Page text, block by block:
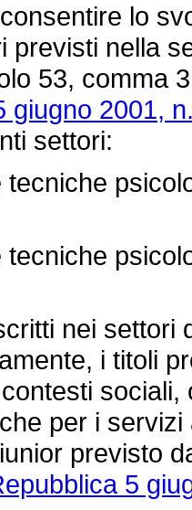
lo
previsti nella
53, comma
giugno 2001,
settori:
nei settori
i titoli
per i
previsto
5